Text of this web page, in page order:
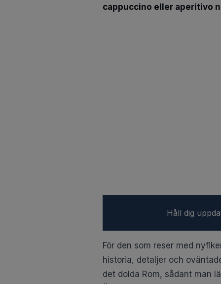
cappuccino eller aperitivo
Håll dig
För den som reser med
historia, detaljer och
det dolda Rom, sådant man